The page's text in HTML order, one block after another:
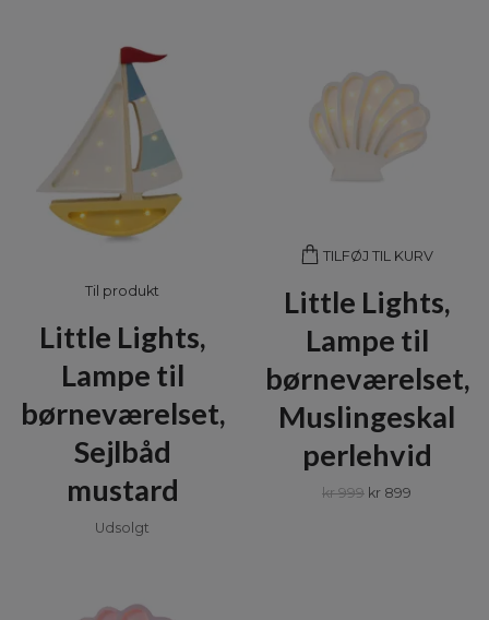
Til produkt
Little Lights,
Lampe til
børneværelset,
Sejlbåd
mustard
Udsolgt
TILFØJ TIL KURV
Little Lights,
Lampe til
børneværelset,
Muslingeskal
perlehvid
kr 999 kr 899